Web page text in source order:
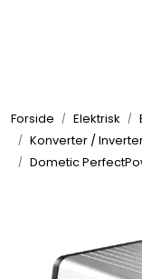
Forside Elektrisk
Konverter /
Dometic
Elektrisk
Komfort